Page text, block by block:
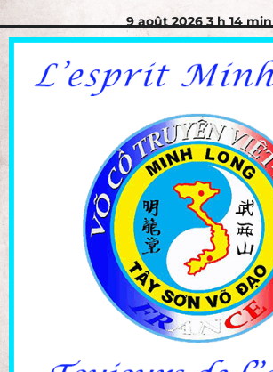
9 août 2026 3 h 14 min